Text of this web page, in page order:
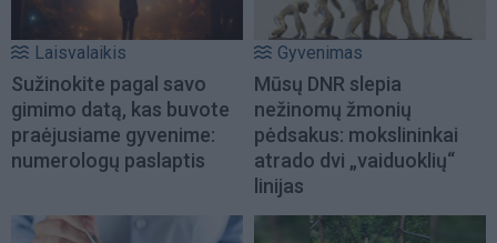
Laisvalaikis
Sužinokite pagal savo
gimimo datą, kas buvote
praėjusiame gyvenime:
numerologų paslaptis
Gyvenimas
Mūsų DNR slepia
nežinomų žmonių
pėdsakus: mokslininkai
atrado dvi „vaiduoklių“
linijas